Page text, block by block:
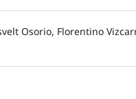
Osorio, Florentino